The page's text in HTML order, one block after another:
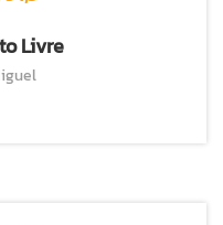
Livre